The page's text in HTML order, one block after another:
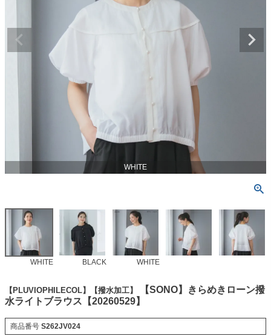
WHITE
WHITE BLACK WHITE
【PLUVIOPHILECOL】【撥水加工】
【SONO】きらめきローン撥
水ライトブラウス【20260529】
商品番号 S262JV024